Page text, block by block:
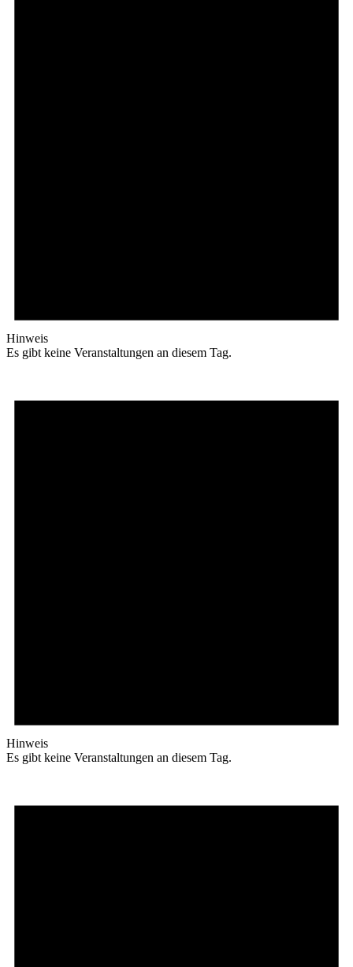
Hinweis
Es gibt keine Veranstaltungen an diesem Tag.
Hinweis
Es gibt keine Veranstaltungen an diesem Tag.